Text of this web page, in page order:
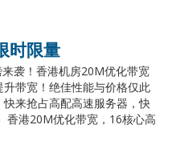
时限量
袭！香港机房20M优化带宽
带宽！绝佳性能与价格仅此
来抢占高配高速服务器，快
香港20M优化带宽，16核心高